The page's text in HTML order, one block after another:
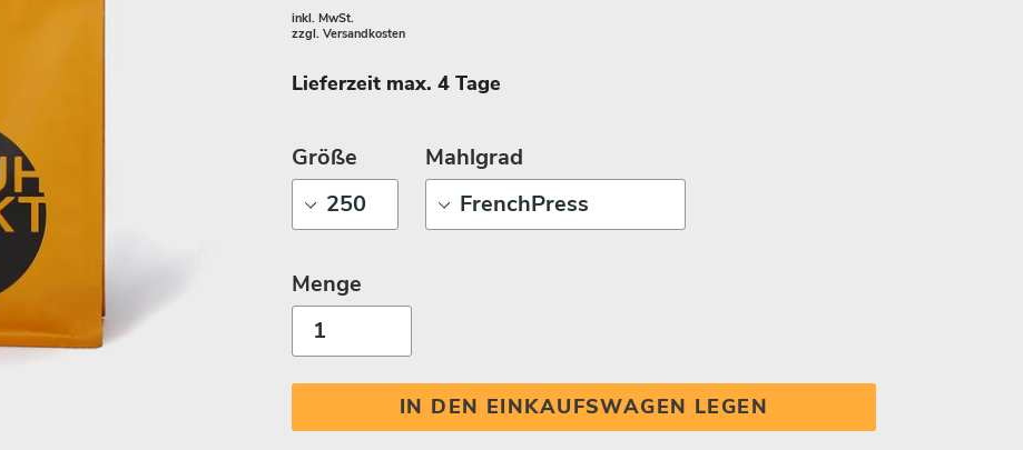
inkl. MwSt.
zzgl. Versandkosten
Lieferzeit max. 4 Tage
Größe Mahlgrad
Menge
IN DEN EINKAUFSWAGEN LEGEN